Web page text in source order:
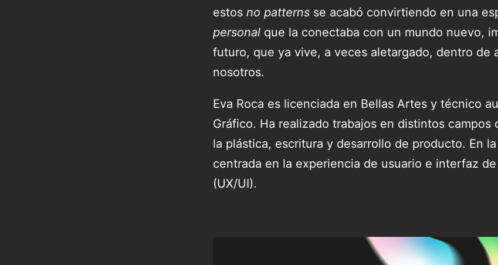
estos no patterns se acabó convirtiendo en una
personalque la conectaba con un mundo nuevo,
futuro, que ya vive, a veces aletargado, dentro de
nosotros.
Eva Roca es licenciada en Bellas Artes y técnico
Gráfico. Ha realizado trabajos en distintos campos
la plástica, escritura y desarrollo de producto. En
centrada en la experiencia de usuario e interfaz
(UX/UI).